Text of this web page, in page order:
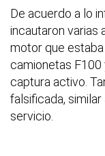
De acuerdo a lo
incautaron varias
motor que
camionetas F100
captura activo.
falsificada,
servicio.